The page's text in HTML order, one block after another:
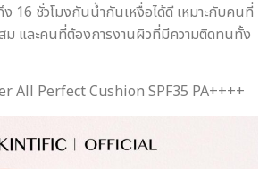
16 ชั่วโมงกันน้ำกันเหงื่อได้ดี เหมาะกับคนที่
และคนที่ต้องการงานผิวที่มีความติดทนทั้ง
All Perfect Cushion SPF35 PA++++